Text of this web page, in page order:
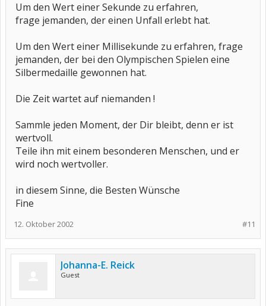
Um den Wert einer Sekunde zu erfahren,
frage jemanden, der einen Unfall erlebt hat.
Um den Wert einer Millisekunde zu erfahren, frage
jemanden, der bei den Olympischen Spielen eine
Silbermedaille gewonnen hat.
Die Zeit wartet auf niemanden !
Sammle jeden Moment, der Dir bleibt, denn er ist
wertvoll.
Teile ihn mit einem besonderen Menschen, und er
wird noch wertvoller.
in diesem Sinne, die Besten Wünsche
Fine
#11
12. Oktober 2002
Johanna-E. Reick
Guest